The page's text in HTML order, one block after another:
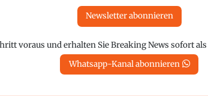
Newsletter abonnieren
voraus und erhalten Sie Breaking News sofort
Whatsapp-Kanal abonnieren